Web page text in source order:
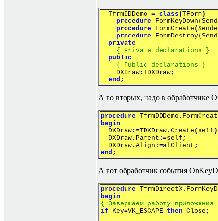
TfrmDDDemo = class ( TForm)
procedure
FormKeyDown (
procedure
FormCreate (
procedure
FormDestroy(
private
{ Private declarations }
public
{ Public declarations }
DXDraw : TDXDraw;
end ;
А во вторых, надо в обработчике
procedure TfrmDDDemo .
begin
DXDraw :=TDXDraw . Create ( self
DXDraw . Parent :=self ;
DXDraw . Align :=alClient ;
end ;
А вот обработчик события
procedure TfrmDirectX .
begin
{ Завершаем работу приложения
if
Key=VK_ESCAPE then Close ;